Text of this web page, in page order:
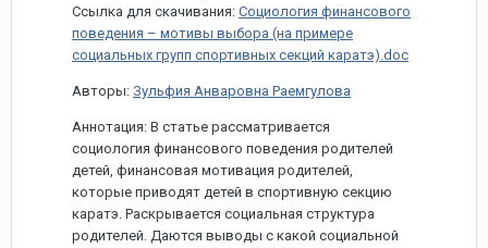
Ссылка для скачивания: Социология финансового
поведения – мотивы выбора (на примере
социальных групп спортивных секций каратэ).doc
Авторы: Зульфия Анваровна Раемгулова
Аннотация: В статье рассматривается
социология финансового поведения родителей
детей, финансовая мотивация родителей,
которые приводят детей в спортивную секцию
каратэ. Раскрывается социальная структура
родителей. Даются выводы с какой социальной